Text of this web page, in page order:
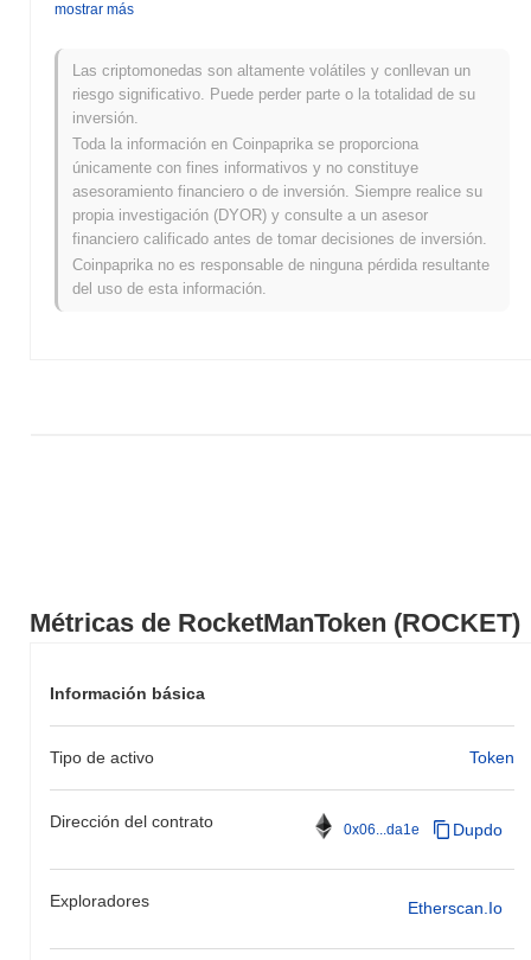
Métricas de RocketManToken (ROCKET)
Información básica
Tipo de activo Token
Dirección del contrato 0x06...da1e Dupdo
Exploradores Etherscan.io
RocketManToken?
Máximo Histórico (ATH):€0.000305
Mínimo Histórico (ATL):
RocketManToken se negocia actualmente ~2.14%por debajo de
su ATH .
¿Cómo se está desempeñando RocketManToken
en comparación con el mercado cripto en
general?
mostrar más
Las criptomonedas son altamente volátiles y conllevan un
riesgo significativo. Puede perder parte o la totalidad de su
inversión.
Toda la información en Coinpaprika se proporciona
únicamente con fines informativos y no constituye
asesoramiento financiero o de inversión. Siempre realice su
propia investigación (DYOR) y consulte a un asesor
financiero calificado antes de tomar decisiones de inversión.
Coinpaprika no es responsable de ninguna pérdida resultante
del uso de esta información.